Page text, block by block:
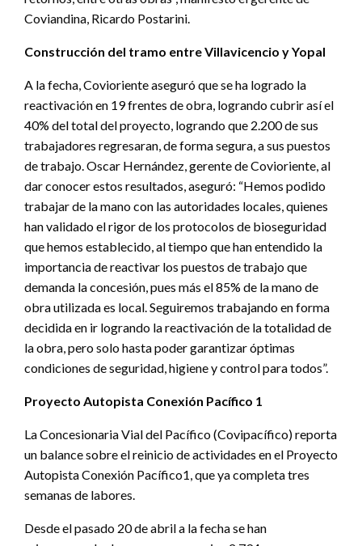
Coviandina, Ricardo Postarini.
Construcción del tramo entre Villavicencio y Yopal
A la fecha, Covioriente aseguró que se ha logrado la
reactivación en 19 frentes de obra, logrando cubrir así el
40% del total del proyecto, logrando que 2.200 de sus
trabajadores regresaran, de forma segura, a sus puestos
de trabajo. Oscar Hernández, gerente de Covioriente, al
dar conocer estos resultados, aseguró: “Hemos podido
trabajar de la mano con las autoridades locales, quienes
han validado el rigor de los protocolos de bioseguridad
que hemos establecido, al tiempo que han entendido la
importancia de reactivar los puestos de trabajo que
demanda la concesión, pues más el 85% de la mano de
obra utilizada es local. Seguiremos trabajando en forma
decidida en ir logrando la reactivación de la totalidad de
la obra, pero solo hasta poder garantizar óptimas
condiciones de seguridad, higiene y control para todos”.
Proyecto Autopista Conexión Pacífico 1
La Concesionaria Vial del Pacífico (Covipacífico) reporta
un balance sobre el reinicio de actividades en el Proyecto
Autopista Conexión Pacífico1, que ya completa tres
semanas de labores.
Desde el pasado 20 de abril a la fecha se han